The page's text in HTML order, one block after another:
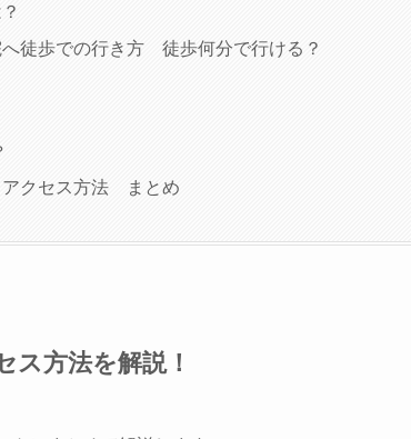
徒歩での行き方 徒歩何分で行ける？
アクセス方法 まとめ
ス方法を解説！